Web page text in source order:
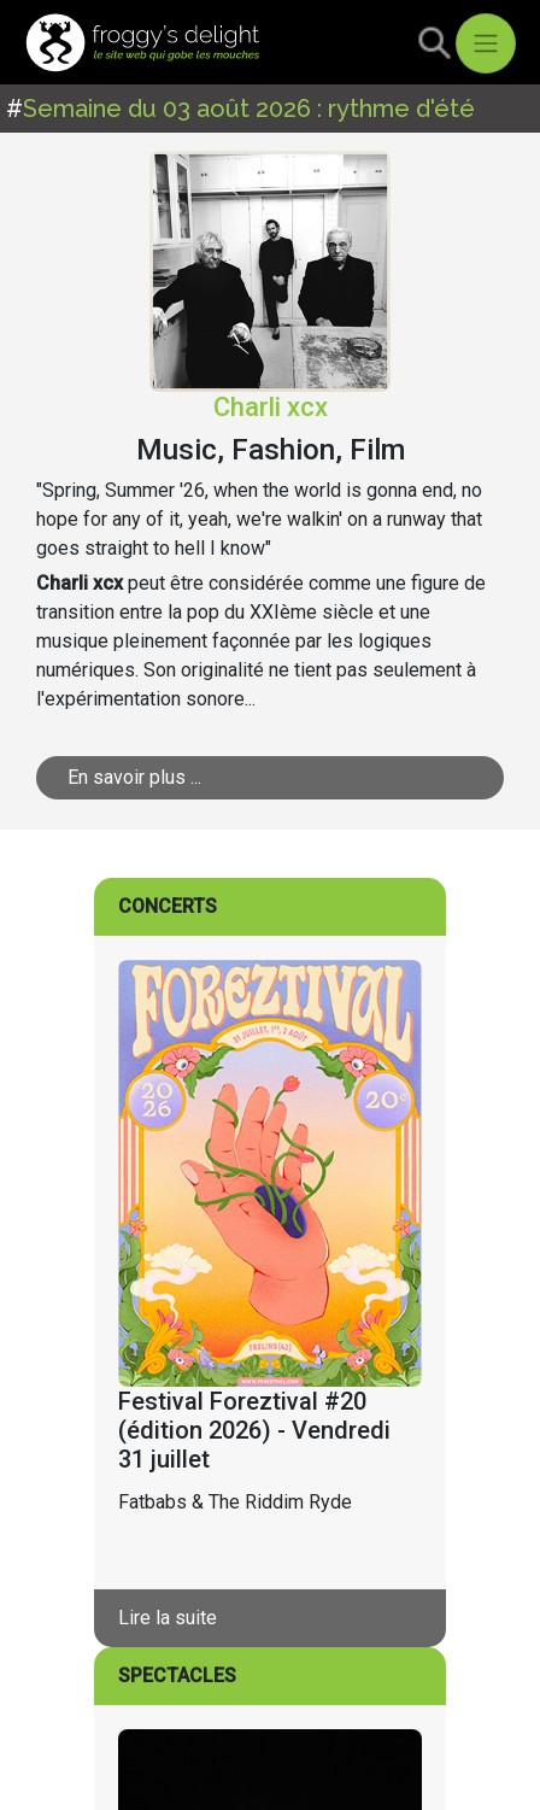
#Semaine du 03 août 2026 : rythme d'été
Charli xcx
Music, Fashion, Film
"Spring, Summer '26, when the world is gonna end, no
hope for any of it, yeah, we're walkin' on a runway that
goes straight to hell I know"
Charli xcxpeut être considérée comme une figure de
transition entre la pop du XXIème siècle et une
musique pleinement façonnée par les logiques
numériques. Son originalité ne tient pas seulement à
l'expérimentation sonore...
En savoir plus ...
CONCERTS
Festival Foreztival #20
(édition 2026) - Vendredi
31 juillet
Fatbabs & The Riddim Ryde
Lire la suite
SPECTACLES